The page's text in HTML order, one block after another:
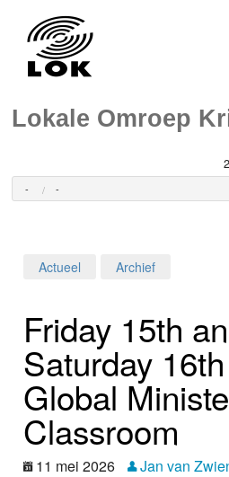
Lokale Omroep
- -
Home
Programma's
Nieuws
Foto's
Actueel Archief
Friday 15th
Saturday
Global
Classroom
11 mei 2026 Jan van